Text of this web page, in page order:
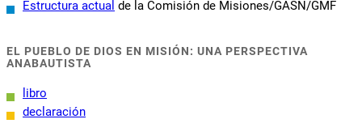
Estructura actual de la Comisión de Misiones/GASN/GMF
EL PUEBLO DE DIOS EN MISIÓN: UNA PERSPECTIVA
ANABAUTISTA
libro
declaración